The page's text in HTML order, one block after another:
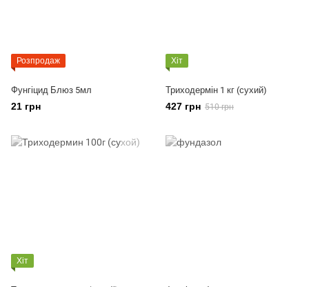
Розпродаж
Фунгіцид Блюз 5мл
21 грн
Хіт
Триходермін 1 кг (сухий)
427 грн 510 грн
Хіт